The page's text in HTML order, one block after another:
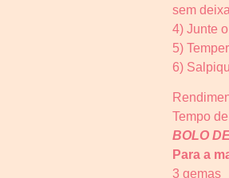
sem
4) Junte
5)
6)
Tempo
BOLO
Para a
3 gemas